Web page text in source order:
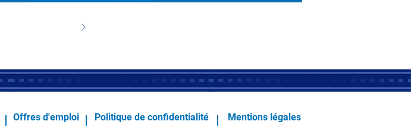
Offres d'emploi Politique de confidentialité Mentions légales